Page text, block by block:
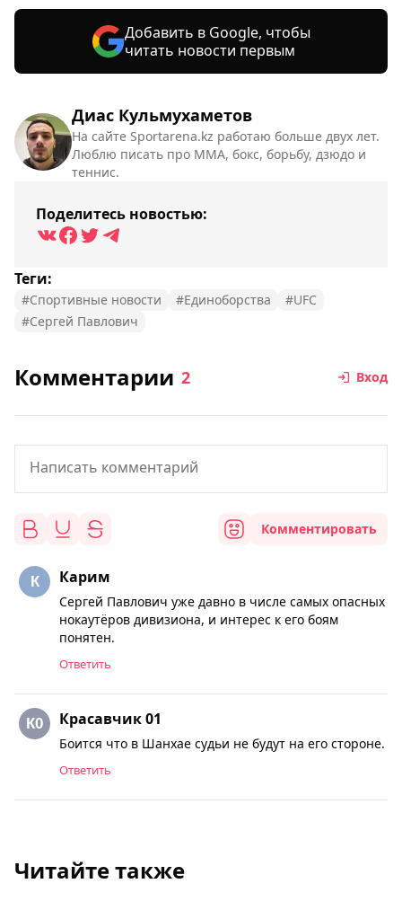
Диас Кульмухаметов
На сайте Sportarena.kz работаю больше двух лет.
Люблю писать про ММА, бокс, борьбу, дзюдо и
теннис.
Поделитесь новостью:
Теги:
#Спортивные новости #Единоборства
#UFC
#Сергей Павлович
Добавить в Google, чтобы
читать новости первым
Комментарии 2 Вход
Комментировать
Карим
Сергей Павлович уже давно в числе самых опасных
нокаутёров дивизиона, и интерес к его боям
понятен.
Ответить
Красавчик 01
Боится что в Шанхае судьи не будут на его стороне.
Ответить
Читайте также